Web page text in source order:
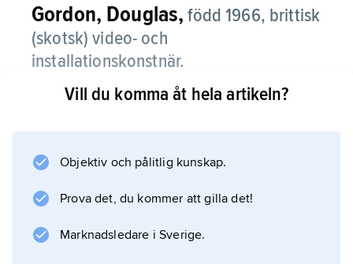
Gordon, Douglas, född 1966, brittisk
(skotsk) video- och
installationskonstnär.
Douglas Gordons verk bygger ofta på att
förhållande till omvärlden. Verket
(1993) bygger på Alfred Hitchcocks film
”Psycho”, vilken Gordon sänkt
uppspelningshastigheten på till en tolftedel,
Vill du komma åt hela artikeln?
Objektiv och pålitlig kunskap.
Prova det, du kommer att gilla det!
Marknadsledare i Sverige.